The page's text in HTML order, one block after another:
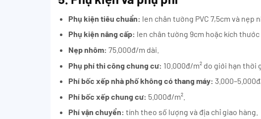
Phụ kiện tiêu chuẩn: len chân tường PVC 7,5cm và nẹp
Phụ kiện nâng cấp: len chân tường 9cm hoặc kích thước
Nẹp nhôm: 75.000đ/m dài.
Phụ phí thi công chung cư: 10.000đ/m² do giới hạn thời
Phí bốc xếp nhà phố không có thang máy:
Phí bốc xếp chung cư: 5.000đ/m².
Phí vận chuyển: tính theo số lượng và địa chỉ giao hàng.